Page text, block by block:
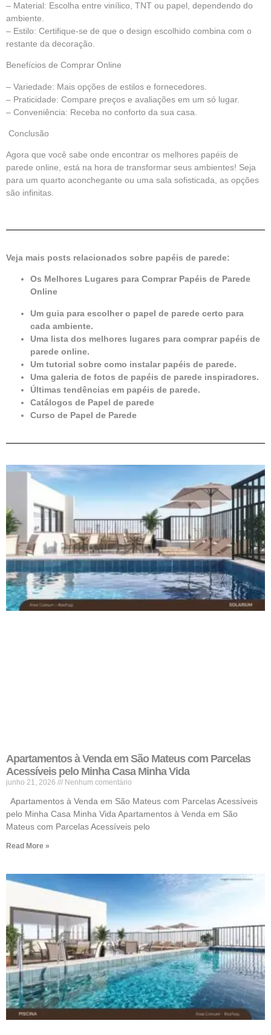
– Material: Escolha entre vinílico, TNT ou papel, dependendo do
ambiente.
– Estilo: Certifique-se de que o design escolhido combina com o
restante da decoração.
Benefícios de Comprar Online
– Variedade: Mais opções de estilos e fornecedores.
– Praticidade: Compare preços e avaliações em um só lugar.
– Conveniência: Receba no conforto da sua casa.
Conclusão
Agora que você sabe onde encontrar os melhores papéis de
parede online, está na hora de transformar seus ambientes! Seja
para um quarto aconchegante ou uma sala sofisticada, as opções
são infinitas.
Veja mais posts relacionados sobre papéis de parede:
Os Melhores Lugares para Comprar Papéis de Parede
Online
Um guia para escolher o papel de parede certo para
cada ambiente.
Uma lista dos melhores lugares para comprar papéis de
parede online.
Um tutorial sobre como instalar papéis de parede.
Uma galeria de fotos de papéis de parede inspiradores.
Últimas tendências em papéis de parede.
Catálogos de Papel de parede
Curso de Papel de Parede
Apartamentos à Venda em São Mateus com Parcelas
Acessíveis pelo Minha Casa Minha Vida
junho 21, 2026 Nenhum comentário
Apartamentos à Venda em São Mateus com Parcelas Acessíveis
pelo Minha Casa Minha Vida Apartamentos à Venda em São
Mateus com Parcelas Acessíveis pelo
Read More »